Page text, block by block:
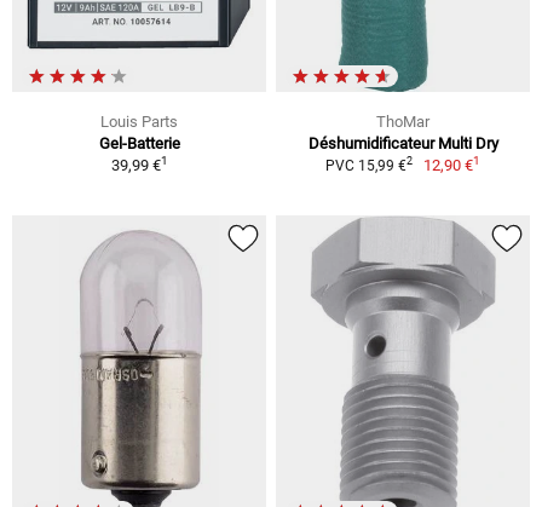
Louis Parts
Gel-Batterie
39,99 €1
ThoMar
Déshumidificateur Multi Dry
PVC 15,99 €2 12,90 €1